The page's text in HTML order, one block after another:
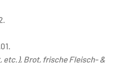
.
etc.), Brot, frische Fleisch- &